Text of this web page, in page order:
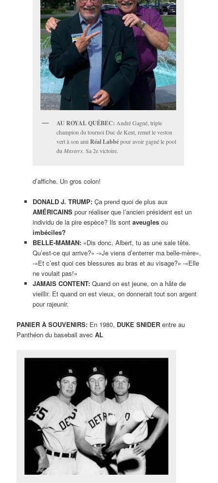
AU ROYAL QUÉBEC: André Gagné, triple
champion du tournoi Duc de Kent, remet le veston
vert à son ami Réal Labbépour avoir gagné le pool
du Masters. Sa 2e victoire.
d’affiche. Un gros colon!
DONALD J. TRUMP: Ça prend quoi de plus aux
AMÉRICAINSpour réaliser que l’ancien président est un
individu de la pire espèce? Ils sont aveuglesou
imbéciles?
BELLE-MAMAN: «Dis donc, Albert, tu as une sale tête.
Qu’est-ce qui arrive?» -«Je viens d’enterrer ma belle-mère».
-«Et c’est quoi ces blessures au bras et au visage?» -«Elle
ne voulait pas!»
JAMAIS CONTENT: Quand on est jeune, on a hâte de
vieillir. Et quand on est vieux, on donnerait tout son argent
pour rajeunir.
PANIER À SOUVENIRS: En 1980, DUKE SNIDER entre au
Panthéon du baseball avecAL